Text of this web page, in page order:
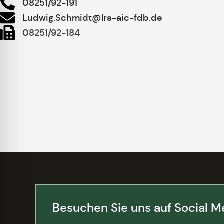
08251/92-191
Ludwig.Schmidt@lra-aic-fdb.de
08251/92-184
Besuchen Sie uns auf Social